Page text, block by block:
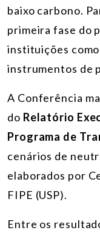
baixo carbono.
primeira fase do
instituições como
instrumentos de
A Conferência
do Relatório
Programa de
cenários de
elaborados por
FIPE (USP).
Entre os